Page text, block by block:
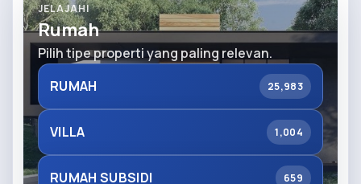
JELAJAHI
Rumah
Pilih tipe properti yang paling relevan.
RUMAH
25,983
VILLA 1,004
RUMAH SUBSIDI 659